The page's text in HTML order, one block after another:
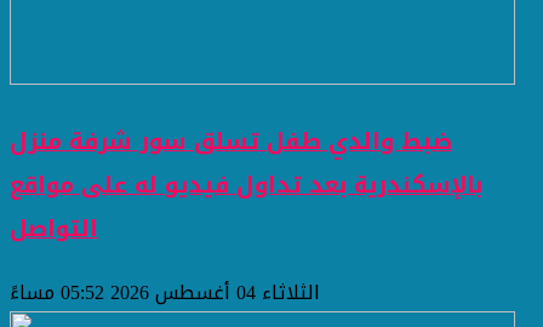
ضبط والدي طفل تسلق سور شرفة منزل
بالإسكندرية بعد تداول فيديو له على مواقع
التواصل
الثلاثاء 04 أغسطس 2026 05:52 مساءً